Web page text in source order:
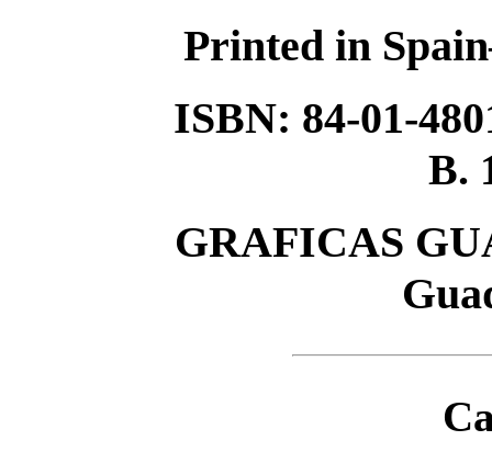
Printed in
ISBN: 84-01-
B.
GRAFICAS